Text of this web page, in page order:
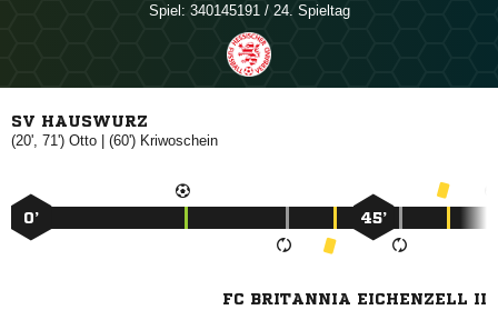
Spiel: 340145191 / 24. Spieltag
SV HAUSWURZ
(20', 71')  | (60') 
0’ 45’
FC BRITANNIA EICHENZELL II